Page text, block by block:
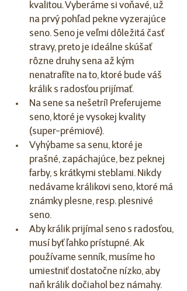
kvalitou. Vyberáme si voňavé, už
na prvý pohľad pekne vyzerajúce
seno. Seno je veľmi dôležitá časť
stravy, preto je ideálne skúšať
rôzne druhy sena až kým
nenatrafíte na to, ktoré bude váš
králik s radosťou prijímať.
Na sene sa nešetrí! Preferujeme
seno, ktoré je vysokej kvality
(super-prémiové).
Vyhýbame sa senu, ktoré je
prašné, zapáchajúce, bez peknej
farby, s krátkymi steblami. Nikdy
nedávame králikovi seno, ktoré má
známky plesne, resp. plesnivé
seno.
Aby králik prijímal seno s radosťou,
musí byť ľahko prístupné. Ak
používame senník, musíme ho
umiestniť dostatočne nízko, aby
naň králik dočiahol bez námahy.